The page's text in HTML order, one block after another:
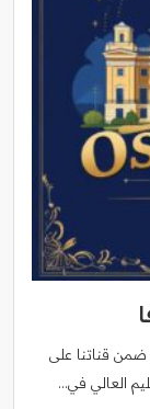
ضمن قناتنا على
العالي في…